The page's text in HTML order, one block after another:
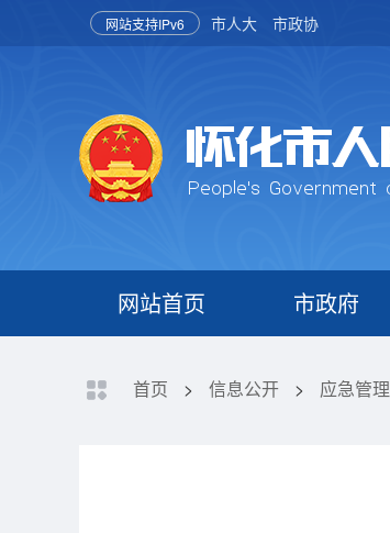
网站支持IPv6 市人大 市政协
网站首页 市政府
首页 > 信息公开 > 应急管理